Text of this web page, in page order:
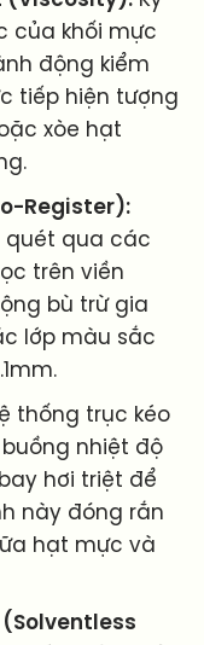
của khối mực
động kiểm
tiếp hiện tượng
xòe hạt
Register):
quét qua các
trên viền
bù trừ gia
lớp màu sắc
thống trục kéo
nhiệt độ
hơi triệt để
này đóng rắn
hạt mực và